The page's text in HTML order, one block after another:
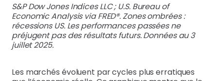
S&P Dow Jones Indices LLC ; U.S. Bureau of
Economic Analysis via FRED®. Zones ombrées :
récessions US. Les performances passées ne
préjugent pas des résultats futurs. Données au 3
juillet 2025.
Les marchés évoluent par cycles plus erratiques